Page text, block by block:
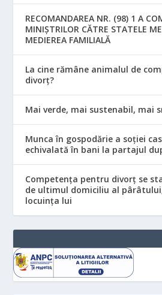
RECOMANDAREA NR. (98) 1 A
MINIŞTRILOR CĂTRE STATELE
MEDIEREA FAMILIALĂ
La cine rămâne animalul de
divorț?
Mai verde, mai sustenabil, mai
Munca în gospodărie a soției
echivalată în bani la partajul
Competența pentru divorț se
de ultimul domiciliu al
locuinţa lui